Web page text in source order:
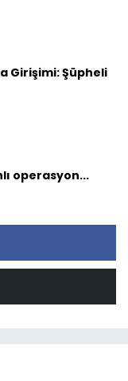
Girişimi: Şüpheli
operasyon...